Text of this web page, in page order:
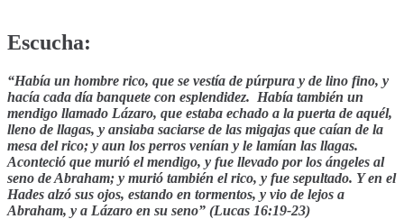
Escucha:
“Había un hombre rico, que se vestía de púrpura y de lino fino, y
hacía cada día banquete con esplendidez. Había también un
mendigo llamado Lázaro, que estaba echado a la puerta de aquél,
lleno de llagas, y ansiaba saciarse de las migajas que caían de la
mesa del rico; y aun los perros venían y le lamían las llagas.
Aconteció que murió el mendigo, y fue llevado por los ángeles al
seno de Abraham; y murió también el rico, y fue sepultado. Y en el
Hades alzó sus ojos, estando en tormentos, y vio de lejos a
Abraham, y a Lázaro en su seno” (Lucas 16:19-23)